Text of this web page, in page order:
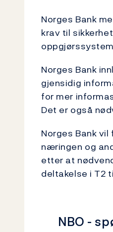
Norges Bank
krav til
Norges Bank
gjensidig
for mer
Det er også
Norges Bank
næringen og
etter at
deltakelse i T2
NBO -